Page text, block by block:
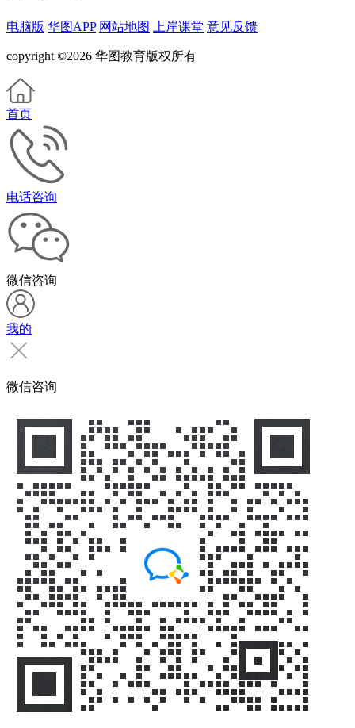
电脑版 华图APP 网站地图 上岸课堂 意见反馈
copyright ©2026 华图教育版权所有
首页
电话咨询
微信咨询
我的
微信咨询